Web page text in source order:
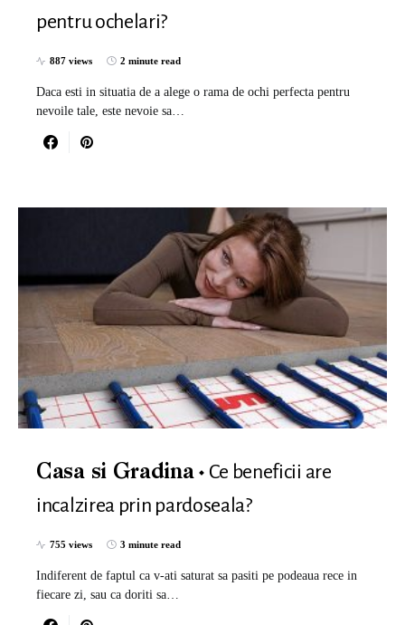
pentru ochelari?
887 views 2 minute read
Daca esti in situatia de a alege o rama de ochi perfecta pentru
nevoile tale, este nevoie sa…
Casa si Gradina
Ce beneficii are
incalzirea prin pardoseala?
755 views 3 minute read
Indiferent de faptul ca v-ati saturat sa pasiti pe podeaua rece in
fiecare zi, sau ca doriti sa…